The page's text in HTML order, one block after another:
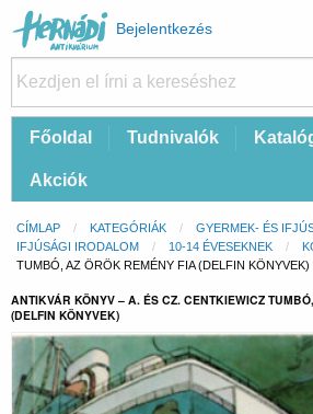
Felhasználói
fiók
menüje
Bejelentkezés
FőFőoldal Tudnivalók
Akciók
Morzsa
CÍMLAP KATEGÓRIÁK
GYERMEK- ÉS
IFJÚSÁGI IRODALOM
10-14 ÉVESEKNEK
CURRENT:
TUMBÓ, AZ ÖRÖK REMÉNY FIA (DELFIN KÖNYVEK)
ANTIKVÁR KÖNYV – A. ÉS CZ. CENTKIEWICZ
(DELFIN KÖNYVEK)